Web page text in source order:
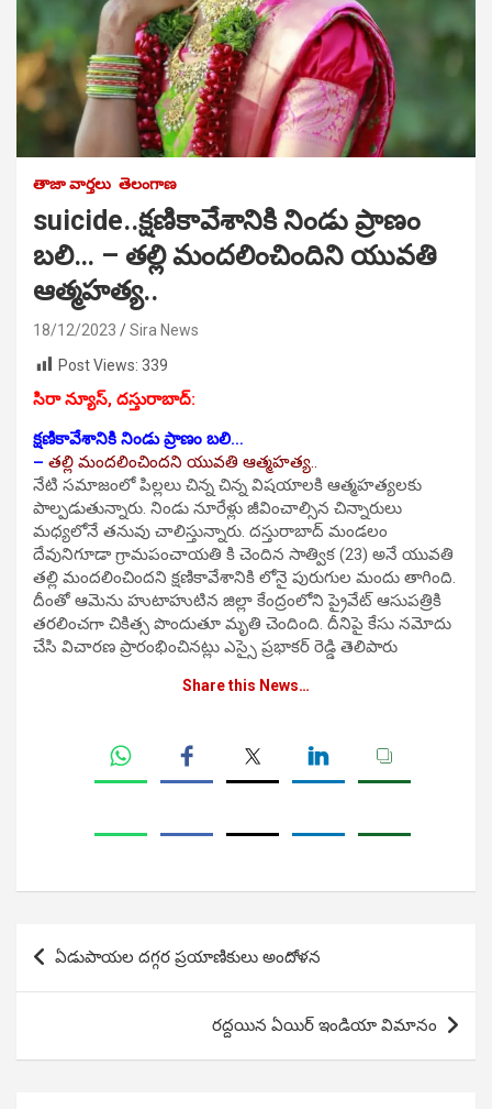
తాజా వార్తలు తెలంగాణ
suicide..క్షణికావేశానికి నిండు ప్రాణం
బలి… – తల్లి మందలించిందిని యువతి
ఆత్మహత్య..
18/12/2023
Sira News
Post Views: 339
సిరా న్యూస్, దస్తురాబాద్:
క్షణికావేశానికి నిండు ప్రాణం బలి…
– తల్లి మందలించిందని యువతి ఆత్మహత్య..
నేటి సమాజంలో పిల్లలు చిన్న చిన్న విషయాలకి ఆత్మహత్యలకు
పాల్పడుతున్నారు. నిండు నూరేళ్లు జీవించాల్సిన చిన్నారులు
మధ్యలోనే తనువు చాలిస్తున్నారు. దస్తురాబాద్ మండలం
దేవునిగూడా గ్రామపంచాయతి కి చెందిన సాత్విక (23) అనే యువతి
తల్లి మందలించిందని క్షణికావేశానికి లోనై పురుగుల మందు తాగింది.
దీంతో ఆమెను హుటాహుటిన జిల్లా కేంద్రంలోని ప్రైవేట్ ఆసుపత్రికి
తరలించగా చికిత్స పొందుతూ మృతి చెందింది. దీనిపై కేసు నమోదు
చేసి విచారణ ప్రారంభించినట్లు ఎస్సై ప్రభాకర్ రెడ్డి తెలిపారు
Share this News…
Post
navigation
ఏడుపాయల దగ్గర ప్రయాణికులు అందోళన
రద్దయిన ఏయిర్ ఇండియా విమానం